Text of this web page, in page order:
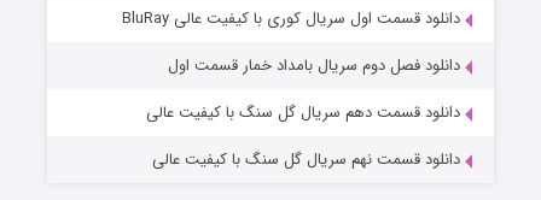
قسمت۲ (زیرنویس) منتشر شد
دانلود قسمت اول سریال کوری با کیفیت عالی BluRay
دانلود فصل دوم سریال بامداد خمار قسمت اول
دانلود قسمت دهم سریال گل سنگ با کیفیت عالی
دانلود قسمت نهم سریال گل سنگ با کیفیت عالی